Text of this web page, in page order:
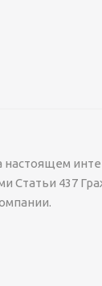
Статьи 437